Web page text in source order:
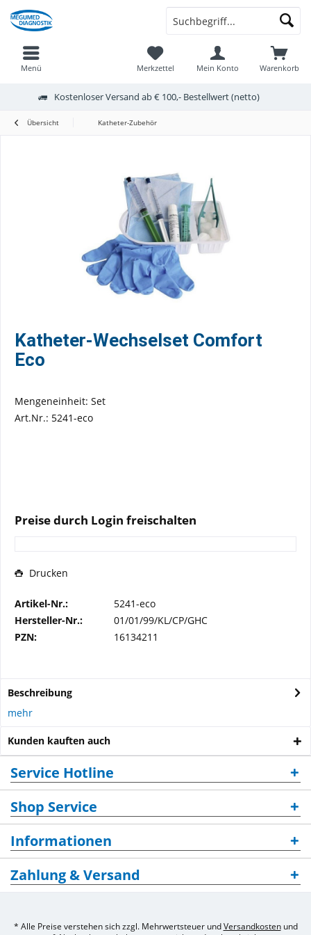
Kostenloser Versand ab € 100,- Bestellwert (netto)
Warenkorb
Merkzettel Mein Konto
Menü
Übersicht Katheter-Zubehör
Katheter-Wechselset Comfort
Eco
Mengeneinheit: Set
Art.Nr.: 5241-eco
Preise durch Login freischalten
Drucken
Artikel-Nr.:
5241-eco
Hersteller-Nr.:
01/01/99/KL/CP/GHC
PZN:
16134211
Beschreibung
mehr
Kunden kauften auch
Service Hotline
Shop Service
Informationen
Zahlung & Versand
* Alle Preise verstehen sich zzgl. Mehrwertsteuer undVersandkostenund